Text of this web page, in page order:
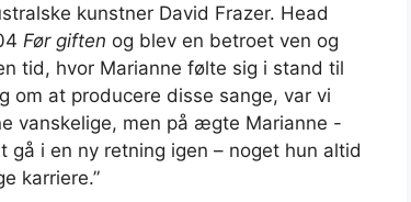
kunstner David Frazer. Head
Før giften og blev en betroet ven og
tid, hvor Marianne følte sig i stand til
om at producere disse sange, var vi
vanskelige, men på ægte Marianne -
i en ny retning igen – noget hun altid
karriere.”